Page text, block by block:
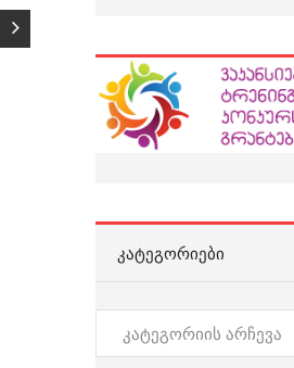
ᲙᲐᲢᲔᲒᲝᲠᲘᲔᲑᲘ
კატეგორიები